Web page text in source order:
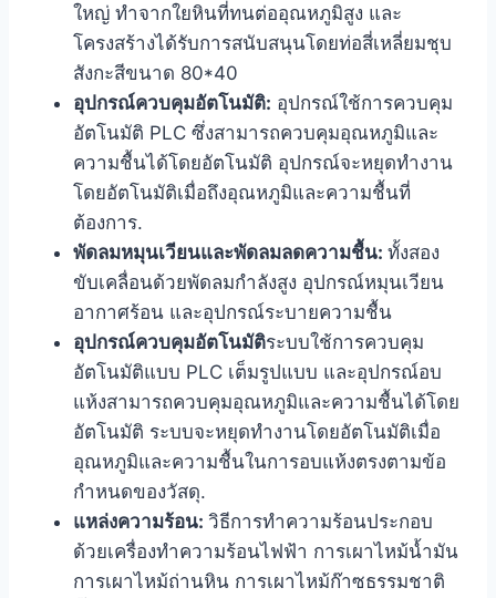
ใหญ่ ทำจากใยหินที่ทนต่ออุณหภูมิสูง และ
โครงสร้างได้รับการสนับสนุนโดยท่อสี่เหลี่ยมชุบ
สังกะสีขนาด 80*40
อุปกรณ์ควบคุมอัตโนมัติ: อุปกรณ์ใช้การควบคุม
อัตโนมัติ PLC ซึ่งสามารถควบคุมอุณหภูมิและ
ความชื้นได้โดยอัตโนมัติ อุปกรณ์จะหยุดทำงาน
โดยอัตโนมัติเมื่อถึงอุณหภูมิและความชื้นที่
ต้องการ.
พัดลมหมุนเวียนและพัดลมลดความชื้น: ทั้งสอง
ขับเคลื่อนด้วยพัดลมกำลังสูง อุปกรณ์หมุนเวียน
อากาศร้อน และอุปกรณ์ระบายความชื้น
อุปกรณ์ควบคุมอัตโนมัติระบบใช้การควบคุม
อัตโนมัติแบบ PLC เต็มรูปแบบ และอุปกรณ์อบ
แห้งสามารถควบคุมอุณหภูมิและความชื้นได้โดย
อัตโนมัติ ระบบจะหยุดทำงานโดยอัตโนมัติเมื่อ
อุณหภูมิและความชื้นในการอบแห้งตรงตามข้อ
กำหนดของวัสดุ.
แหล่งความร้อน: วิธีการทำความร้อนประกอบ
ด้วยเครื่องทำความร้อนไฟฟ้า การเผาไหม้น้ำมัน
การเผาไหม้ถ่านหิน การเผาไหม้ก๊าซธรรมชาติ